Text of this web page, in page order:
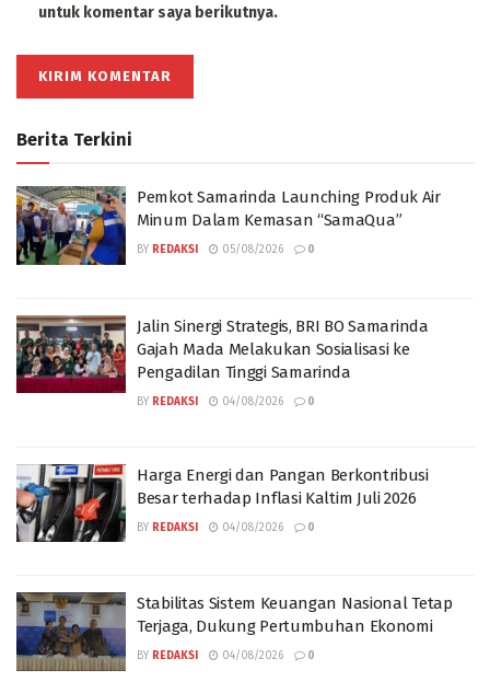
untuk komentar saya berikutnya.
Berita Terkini
Pemkot Samarinda Launching Produk Air
Minum Dalam Kemasan “SamaQua”
BY REDAKSI 05/08/2026 0
Jalin Sinergi Strategis, BRI BO Samarinda
Gajah Mada Melakukan Sosialisasi ke
Pengadilan Tinggi Samarinda
BY REDAKSI 04/08/2026 0
Harga Energi dan Pangan Berkontribusi
Besar terhadap Inflasi Kaltim Juli 2026
BY REDAKSI 04/08/2026 0
Stabilitas Sistem Keuangan Nasional Tetap
Terjaga, Dukung Pertumbuhan Ekonomi
BY REDAKSI 04/08/2026 0